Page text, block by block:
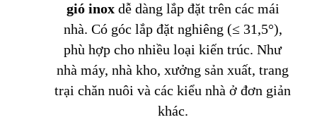
gió inoxdễ dàng lắp đặt trên các mái
nhà. Có góc lắp đặt nghiêng (≤ 31,5°),
phù hợp cho nhiều loại kiến trúc. Như
nhà máy, nhà kho, xưởng sản xuất, trang
trại chăn nuôi và các kiểu nhà ở đơn giản
khác.